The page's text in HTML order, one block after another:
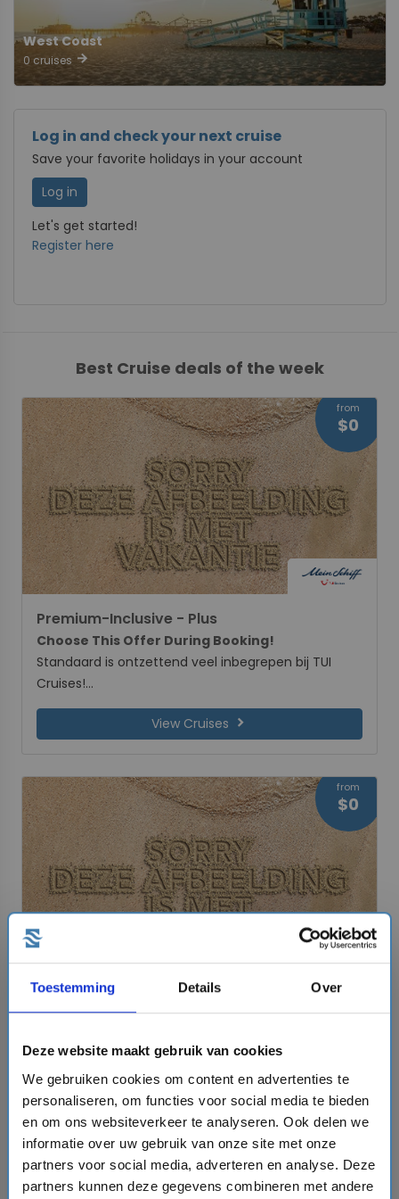
Toestemming Details Over
Deze website maakt gebruik van cookies
We gebruiken cookies om content en advertenties te
personaliseren, om functies voor social media te bieden
en om ons websiteverkeer te analyseren. Ook delen we
informatie over uw gebruik van onze site met onze
partners voor social media, adverteren en analyse. Deze
partners kunnen deze gegevens combineren met andere
West Coast
0 cruises arrow_forward
Log in and check your next cruise
Save your favorite holidays in your account
Log in
Let's get started!
Register here
Best Cruise deals of the week
from
$0
Premium-Inclusive - Plus
Choose This Offer During Booking!
Standaard is ontzettend veel inbegrepen bij TUI
Cruises!
Bij deze promotie ontvang je extra: 10% korting op
excursies en 100 MB per persoon internet
View Cruises chevron_right
from
$0
Cruise - Extra korting op de cruise
Alle luxe is inbegrepen bij Regent. De gehele dag
geniet je van (gedistilleerde) dranken, een
gepersonaliseerde mini-bar, de gerechten in de
specialiteiten restaurants, onbeperkt Wi-Fi en
excursies aan wal. De fooien zijn ook standaard
inclusief.
View Cruiseschevron_right
from
$0